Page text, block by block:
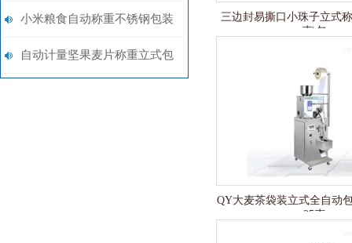
钢包装机厂家
小米粮食自动称重不锈钢包装
机品牌
自动计量坚果麦片称重立式包
三边封易撕口小珠子立式
克\包
QY大麦茶袋装立式全自动
25克